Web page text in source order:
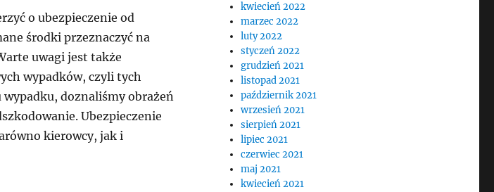
o ubezpieczenie od
środki przeznaczyć na
uwagi jest także
wypadków, czyli tych
doznaliśmy obrażeń
Ubezpieczenie
kierowcy, jak i
kwiecień 2022
marzec 2022
luty 2022
styczeń 2022
grudzień 2021
listopad 2021
październik 2021
wrzesień 2021
sierpień 2021
lipiec 2021
czerwiec 2021
maj 2021
kwiecień 2021